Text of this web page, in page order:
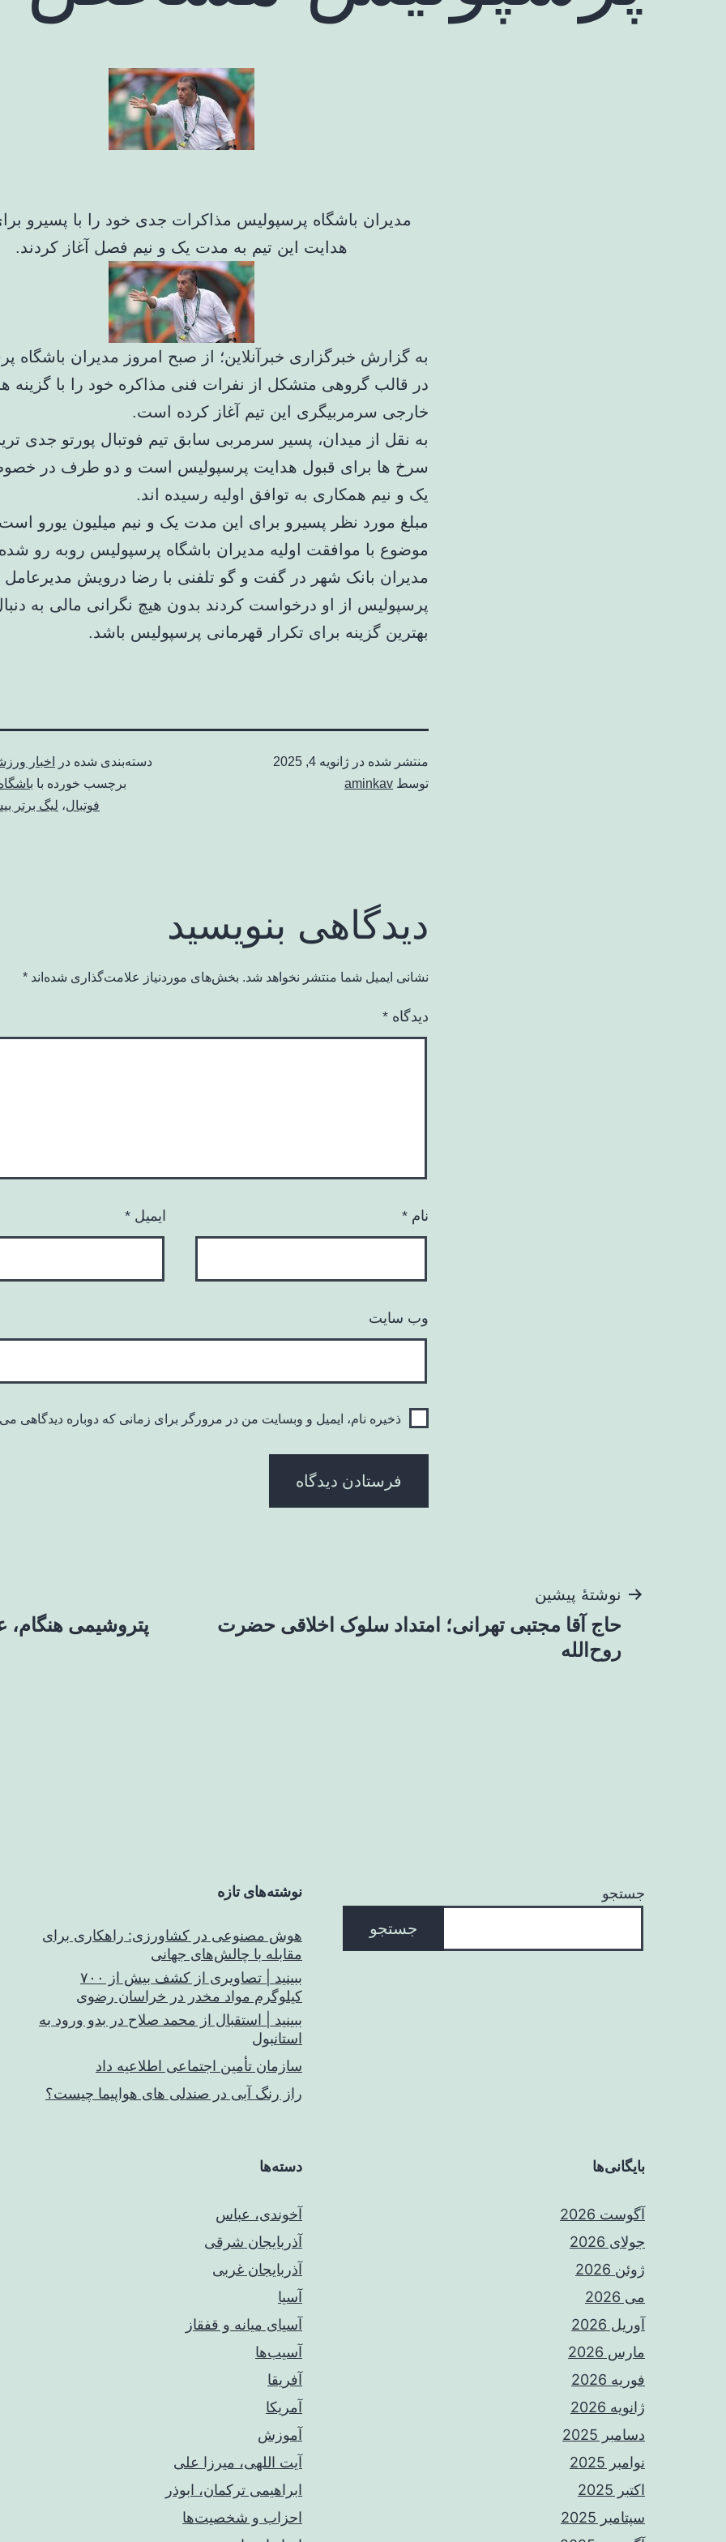
مدیران باشگاه پرسپولیس مذاکرات جدی خود را با پسیرو
هدایت این تیم به مدت یک و نیم فصل آغاز کردند.
به گزارش خبرگزاری خبرآنلاین؛ از صبح امروز مدیران باشگاه
در قالب گروهی متشکل از نفرات فنی مذاکره خود را با گزینه
خارجی سرمربیگری این تیم آغاز کرده است.
به نقل از میدان، پسیر سرمربی سابق تیم فوتبال پورتو جدی
سرخ ها برای قبول هدایت پرسپولیس است و دو طرف در
یک و نیم همکاری به توافق اولیه رسیده اند.
مبلغ مورد نظر پسیرو برای این مدت یک و نیم میلیون یورو
موضوع با موافقت اولیه مدیران باشگاه پرسپولیس روبه رو
مدیران بانک شهر در گفت و گو تلفنی با رضا درویش مدیرعامل
پرسپولیس از او درخواست کردند بدون هیچ نگرانی مالی به
بهترین گزینه برای تکرار قهرمانی پرسپولیس باشد.
منتشر شده در ژانویه 4, 2025
توسط aminkav
دسته‌بندی شده در اخبار
برچسب خورده با
فوتبال، لیگ برتر
دیدگاهی بنویسید
نشانی ایمیل شما منتشر نخواهد شد. بخش‌های موردنیاز علامت‌گذاری شده‌اند *
دیدگاه *
نام * ایمیل *
وب‌ سایت
ذخیره نام، ایمیل و وبسایت من در مرورگر برای زمانی که دوباره دیدگاهی
راهبری
نوشته
نوشتهٔ پیشین
حاج آقا مجتبی تهرانی؛ امتداد سلوک اخلاقی حضرت
روح‌الله
پتروشیمی
جستجو
جستجو
نوشته‌های تازه
هوش مصنوعی در کشاورزی: راهکاری برای
مقابله با چالش‌های جهانی
ببینید | تصاویری از کشف بیش از ۷۰۰
کیلوگرم مواد مخدر در خراسان رضوی
ببینید | استقبال از محمد صلاح در بدو ورود به
استانبول
سازمان تأمین اجتماعی اطلاعیه داد
راز رنگ آبی در صندلی های هواپیما چیست؟
بایگانی‌ها
آگوست 2026
جولای 2026
ژوئن 2026
می 2026
آوریل 2026
مارس 2026
فوریه 2026
ژانویه 2026
دسامبر 2025
نوامبر 2025
اکتبر 2025
سپتامبر 2025
دسته‌ها
آخوندی، عباس
آذربایجان شرقی
آذربایجان غربی
آسیا
آسیای میانه و قفقاز
آسیب‌ها
آفریقا
آمریکا
آموزش
آیت اللهی، میرزا علی
ابراهیمی ترکمان، ابوذر
احزاب و شخصیت‌ها